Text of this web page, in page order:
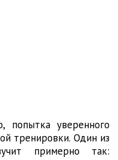
попытка уверенного
тренировки. Один из
примерно так: